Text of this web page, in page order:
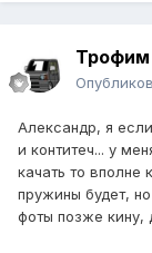
Трофим
Александр, я
и контитеч... у
качать то вполне
пружины будет,
фоты позже кину,